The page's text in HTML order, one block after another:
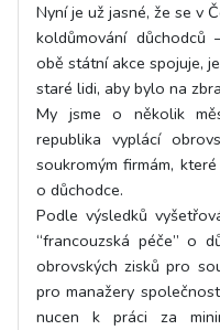
Nyní je už jasné, že se v
koldůmování důchodců
obě státní akce spojuje,
staré lidi, aby bylo na
My jsme o několik
republika vyplácí
soukromým firmám,
o důchodce.
Podle výsledků
“francouzská péče” o
obrovských zisků pro
pro manažery
nucen k práci za